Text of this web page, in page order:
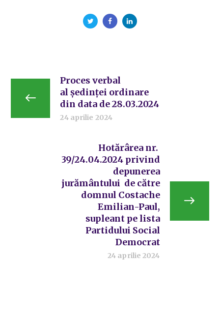
Proces verbal
al ședinței ordinare
din data de 28.03.2024
24 aprilie 2024
Hotărârea nr.
39/24.04.2024 privind
depunerea
jurământului de către
domnul Costache
Emilian-Paul,
supleant pe lista
Partidului Social
Democrat
24 aprilie 2024